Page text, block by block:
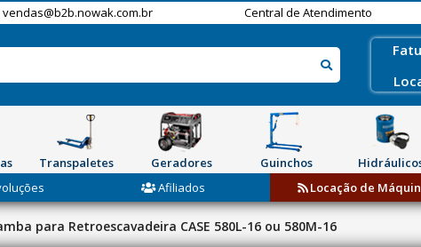
vendas@b2b.nowak.com.br Central de Atendimento
Transpaletes Geradores Guinchos
Afiliados Locação de
para Retroescavadeira CASE 580L-16 ou 580M-16